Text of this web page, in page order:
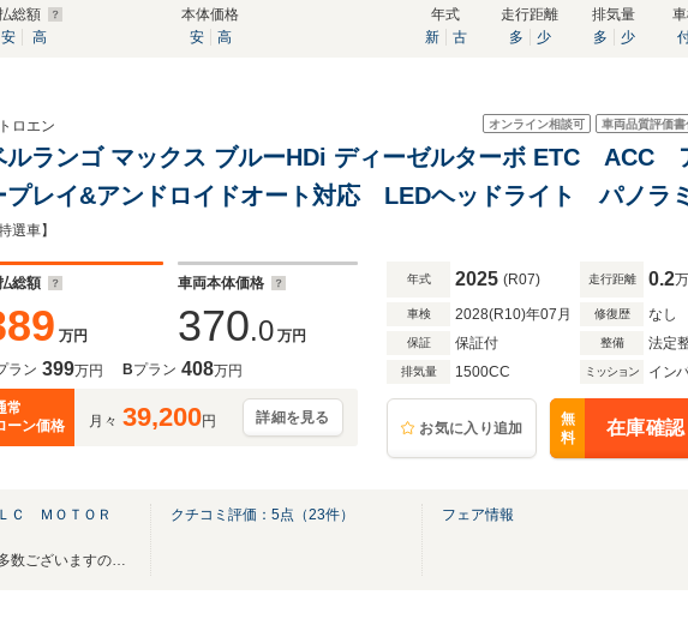
総額
安
高
本体価格
安
高
年式
新
古
走行距離
多
少
排気量
多
少
オンライン相談可 車両品質評価書
ロエン
ルランゴ マックス ブルーHDi ディーゼルターボ ETC ACC
プレイ&アンドロイドオート対応 LEDヘッドライト パノラ
ルーフ 純正16インチAW
特選車】
総額
万円
車両本体価格
370.0 万円
ラン 399万円 Bプラン 408万円
常
ーン価格
月々 39,200円 詳細を見る
年式 2025 (R07) 走行距離 0.2
車検 2028(R10)年07月 修復歴 なし
保証 保証付 整備 法定
排気量 1500CC ミッション イン
お気に入り追加
無
料
在庫確
Ｃ ＭＯＴＯＲ
当社では掲載しきれていない車両が多数ございますのでお気軽にお問い合わせ下さい。
クチコミ評価： 5点（23件） フェア情報